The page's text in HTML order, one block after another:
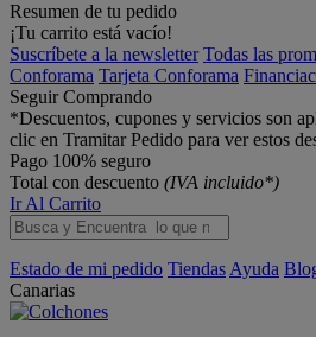
Resumen de tu pedido
¡Tu carrito está vacío!
Suscríbete a la newsletter Todas las
Conforama Tarjeta Conforama
Seguir Comprando
*Descuentos, cupones y servicios son
clic en Tramitar Pedido para ver estos
Pago 100% seguro
Total con descuento (IVA incluido*)
Ir Al Carrito
Estado de mi pedido Tiendas Ayuda
Canarias